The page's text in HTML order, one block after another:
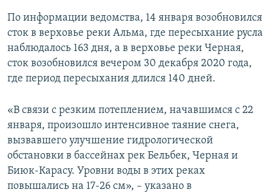
По информации ведомства, 14 января возобновился
сток в верховье реки Альма, где пересыхание русла
наблюдалось 163 дня, а в верховье реки Черная,
сток возобновился вечером 30 декабря 2020 года,
где период пересыхания длился 140 дней.
«В связи с резким потеплением, начавшимся с 22
января, произошло интенсивное таяние снега,
вызвавшего улучшение гидрологической
обстановки в бассейнах рек Бельбек, Черная и
Биюк-Карасу. Уровни воды в этих реках
повышались на 17-26 см», – указано в